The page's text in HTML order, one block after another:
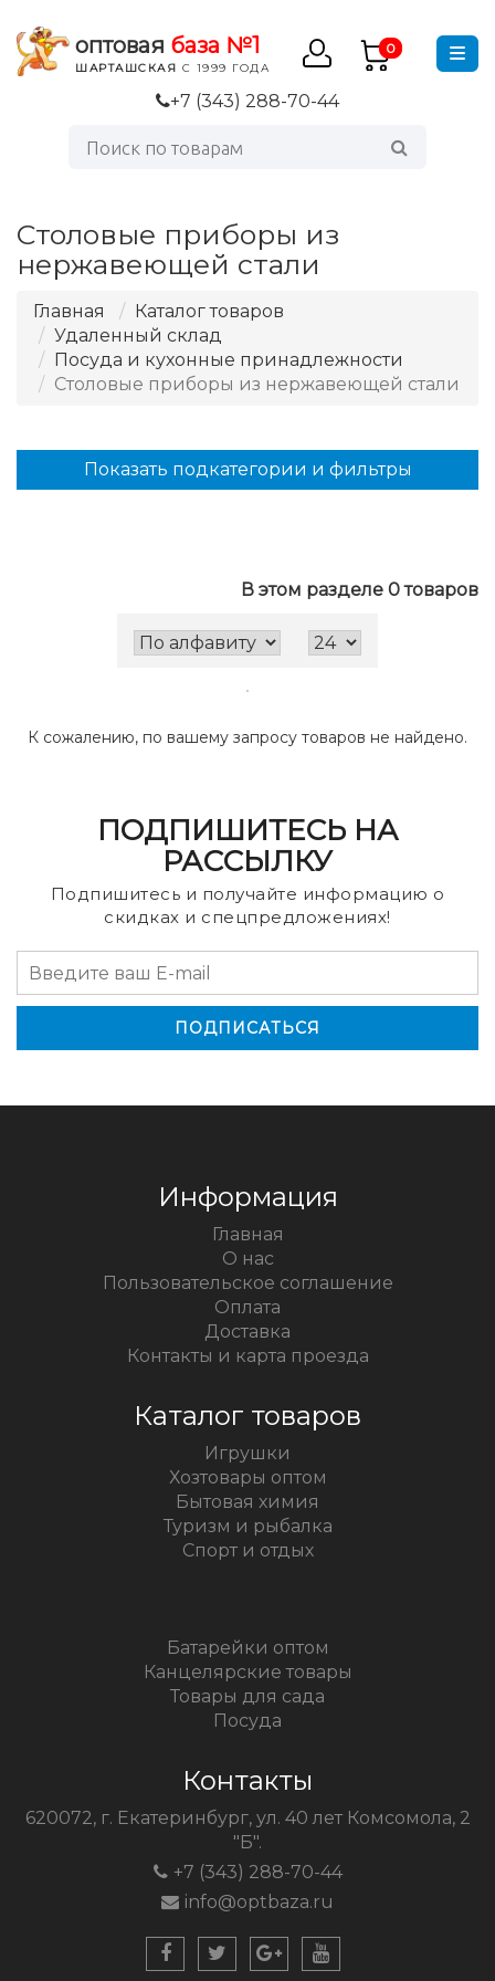
оптовая база №1
ШАРТАШСКАЯ С 1999 ГОДА
0
+7 (343) 288-70-44
Столовые приборы из
нержавеющей стали
Главная
Каталог товаров
Удаленный склад
Посуда и кухонные принадлежности
Столовые приборы из нержавеющей стали
В этом разделе 0 товаров
К сожалению, по вашему запросу товаров не найдено.
Показать подкатегории и фильтры
ПОДПИШИТЕСЬ НА
РАССЫЛКУ
Подпишитесь и получайте информацию о
скидках и спецпредложениях!
Информация
Главная
О нас
Пользовательское соглашение
Оплата
Доставка
Контакты и карта проезда
Каталог товаров
Игрушки
Хозтовары оптом
Бытовая химия
Туризм и рыбалка
Спорт и отдых
Батарейки оптом
Канцелярские товары
Товары для сада
Посуда
Контакты
620072, г. Екатеринбург, ул. 40 лет Комсомола, 2
"Б".
+7 (343) 288-70-44
info@optbaza.ru